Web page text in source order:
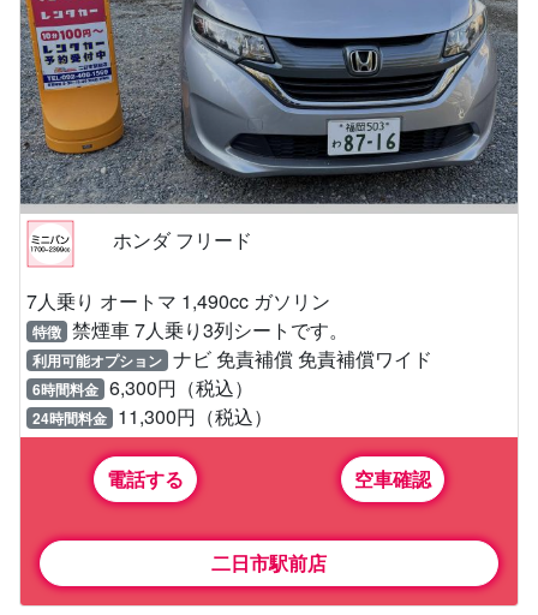
ホンダ フリード
7人乗り オートマ 1,490cc ガソリン
特徴 禁煙車 7人乗り3列シートです。
利用可能オプション ナビ 免責補償 免責補償ワイド
6時間料金 6,300円（税込）
24時間料金 11,300円（税込）
電話する 空車確認
二日市駅前店